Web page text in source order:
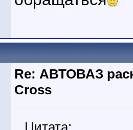
Re: АВТОВАЗ
Cross
Цитата: